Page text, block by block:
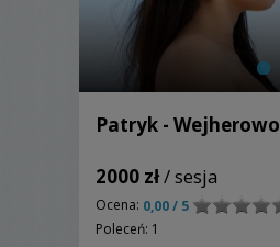
Patryk - Wejherowo
2000 zł/ sesja
Ocena: 0,00 / 5
Poleceń: 1